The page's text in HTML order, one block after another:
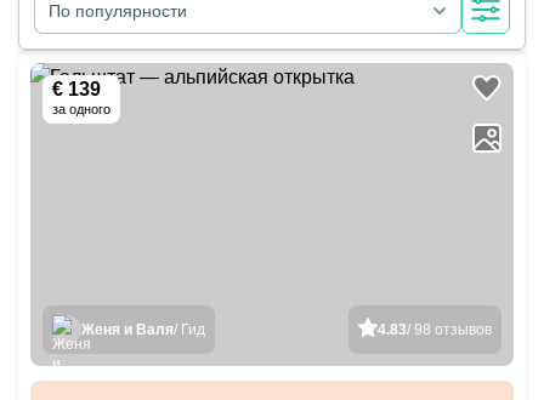
По популярности
€ 139
за одного
4.83/ 98 отзывов
Женя и Валя/ Гид